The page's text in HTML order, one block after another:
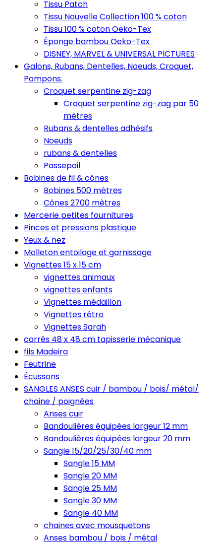
Tissu Patch
Tissu Nouvelle Collection 100 % coton
Tissu 100 % coton Oeko-Tex
Éponge bambou Oeko-Tex
DISNEY, MARVEL & UNIVERSAL PICTURES
Galons, Rubans, Dentelles, Noeuds, Croquet,
Pompons.
Croquet serpentine zig-zag
Croquet serpentine zig-zag par 50
mètres
Rubans & dentelles adhésifs
Noeuds
rubans & dentelles
Passepoil
Bobines de fil & cônes
Bobines 500 mètres
Cônes 2700 mètres
Mercerie petites fournitures
Pinces et pressions plastique
Yeux & nez
Molleton entoilage et garnissage
Vignettes 15 x 15 cm
vignettes animaux
vignettes enfants
Vignettes médaillon
Vignettes rétro
Vignettes Sarah
carrés 48 x 48 cm tapisserie mécanique
fils Madeira
Feutrine
Écussons
SANGLES ANSES cuir / bambou / bois/ métal/
chaine / poignées
Anses cuir
Bandoulières équipées largeur 12 mm
Bandoulières équipées largeur 20 mm
Sangle 15/20/25/30/40 mm
Sangle 15 MM
Sangle 20 MM
Sangle 25 MM
Sangle 30 MM
Sangle 40 MM
chaines avec mousquetons
Anses bambou / bois / métal